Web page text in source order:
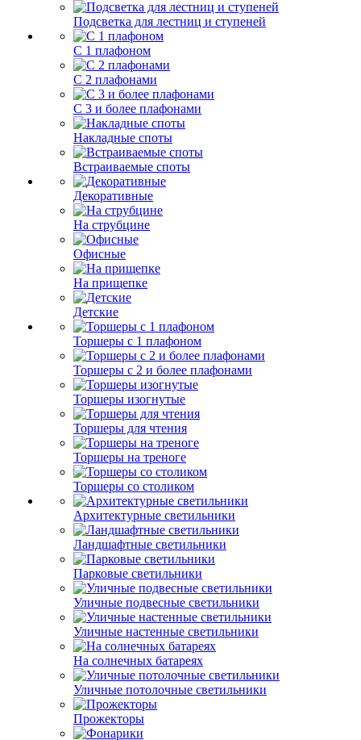
Подсветка для лестниц и ступеней
С 1 плафоном
С 2 плафонами
С 3 и более плафонами
Накладные споты
Встраиваемые споты
Декоративные
На струбцине
Офисные
На прищепке
Детские
Торшеры с 1 плафоном
Торшеры с 2 и более плафонами
Торшеры изогнутые
Торшеры для чтения
Торшеры на треноге
Торшеры со столиком
Архитектурные светильники
Ландшафтные светильники
Парковые светильники
Уличные подвесные светильники
Уличные настенные светильники
На солнечных батареях
Уличные потолочные светильники
Прожекторы